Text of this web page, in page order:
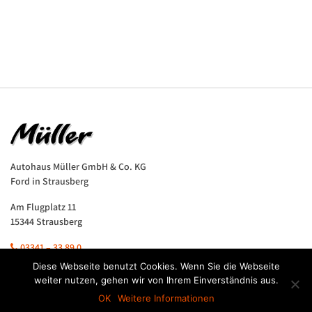
Autohaus Müller GmbH & Co. KG
Ford in Strausberg
Am Flugplatz 11
15344 Strausberg
03341 – 33 89 0
Autoservice Müller GmbH & Co. KG
Diese Webseite benutzt Cookies. Wenn Sie die Webseite
weiter nutzen, gehen wir von Ihrem Einverständnis aus.
OK
Weitere Informationen